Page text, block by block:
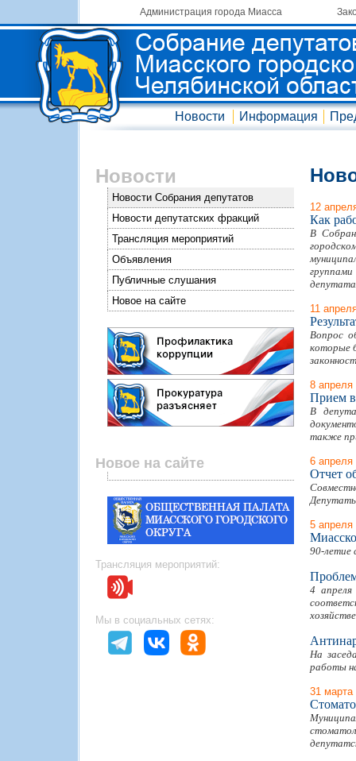
Администрация города Миасса
Новости Информация
Новости
Новости Собрания депутатов
Новости депутатских фракций
Трансляция мероприятий
Объявления
Публичные слушания
Новое на сайте
Новое на сайте
Трансляция мероприятий:
Мы в социальных сетях:
12
Как
В
11
Вопрос
которые
8 апреля
Прием в
В
также
6 апреля
Отчет
5 апреля
90-летие
4 апреля
На
работы
31 марта